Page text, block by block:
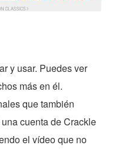
y usar. Puedes ver
más en él.
que también
cuenta de Crackle
el vídeo que no